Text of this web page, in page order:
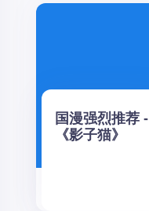
国漫强烈推荐 -
《影子猫》